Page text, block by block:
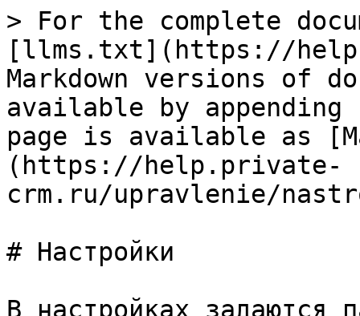
> For the complete
[llms.txt](https://
Markdown versions of
available by
page is available as
(https://help.private-
crm.ru/upravlenie/
# Настройки
В настройках задаются